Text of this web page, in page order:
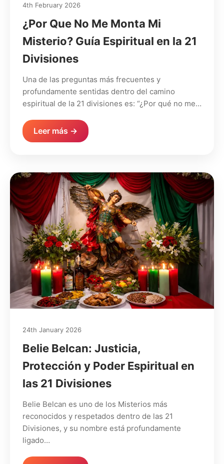
4th February 2026
¿Por Que No Me Monta Mi
Misterio? Guía Espiritual en la 21
Divisiones
Una de las preguntas más frecuentes y
profundamente sentidas dentro del camino
espiritual de la 21 divisiones es: “¿Por qué no me…
Leer más →
24th January 2026
Belie Belcan: Justicia,
Protección y Poder Espiritual en
las 21 Divisiones
Belie Belcan es uno de los Misterios más
reconocidos y respetados dentro de las 21
Divisiones, y su nombre está profundamente
ligado…